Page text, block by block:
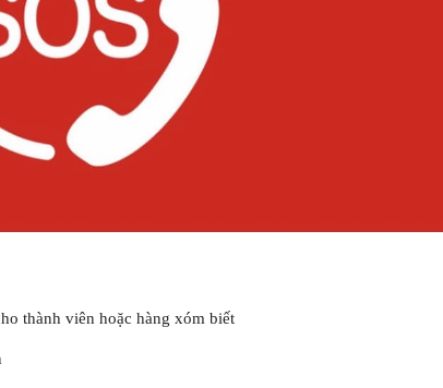
thành viên hoặc hàng xóm biết